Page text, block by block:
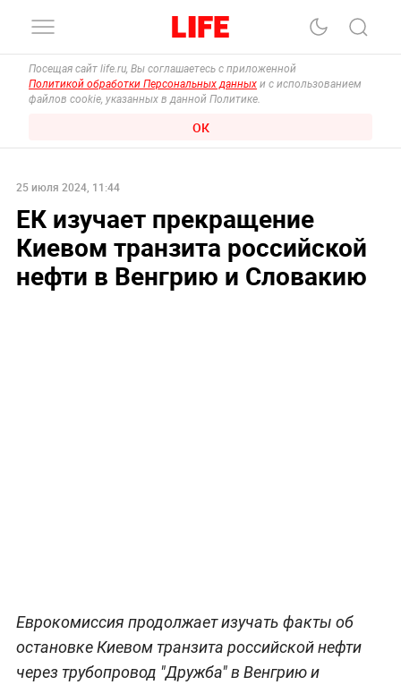
Посещая сайт life.ru, Вы соглашаетесь с приложенной
Политикой обработки Персональных данных и с использованием
файлов cookie, указанных в данной Политике.
ОК
25 июля 2024, 11:44
ЕК изучает прекращение
Киевом транзита российской
нефти в Венгрию и Словакию
Еврокомиссия продолжает изучать факты об
остановке Киевом транзита российской нефти
через трубопровод "Дружба" в Венгрию и